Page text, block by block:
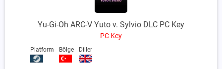
Yu-Gi-Oh ARC-V Yuto v. Sylvio DLC PC Key
PC Key
Platform Bölge Diller